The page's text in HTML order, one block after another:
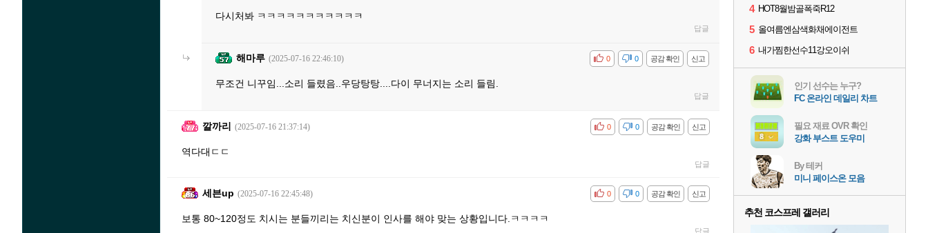
다시처봐 ㅋㅋㅋㅋㅋㅋㅋㅋㅋㅋㅋ
답글
해마루 (2025-07-16 22:46:10) 신고
공감 확인
비공감 0
0
무조건 니꾸임...소리 들렸음..우당탕탕....다이 무너지는 소리 들림.
답글
깔까리 (2025-07-16 21:37:14) 신고
공감 확인
비공감 0
0
역다대ㄷㄷ
답글
세븐up (2025-07-16 22:45:48) 신고
공감 확인
비공감 0
0
보통 80~120정도 치시는 분들끼리는 치신분이 인사를 해야 맞는 상황입니다.ㅋㅋㅋㅋ
답글
4 HOT8월밤골폭죽R12
5 올여름엔삼색화채에이전트
6 내가찜한선수11강오이쉬
인기 선수는 누구?
FC 온라인 데일리 차트
필요 재료 OVR 확인
강화 부스트 도우미
By 테커
미니 페이스온 모음
추천 코스프레 갤러리